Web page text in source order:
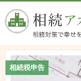
相続税申告